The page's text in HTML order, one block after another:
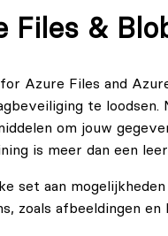
Files &
Azure Files and
te
om jouw
is meer dan een
set aan
zoals afbeeldingen